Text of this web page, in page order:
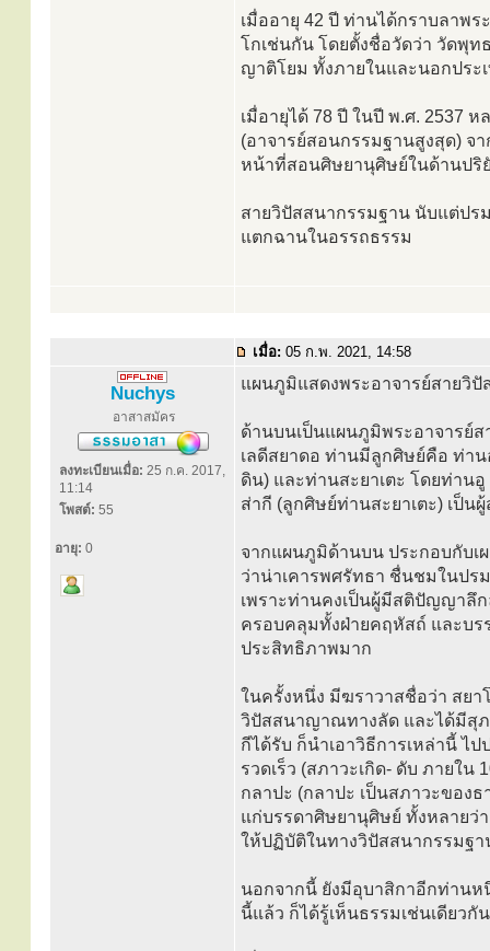
เมื่ออายุ 42 ปี ท่านได้กราบลาพ
โกเช่นกัน โดยตั้งชื่อวัดว่า วัดพุ
ญาติโยม ทั้งภายในและนอกประ
เมื่อายุได้ 78 ปี ในปี พ.ศ. 2537
(อาจารย์สอนกรรมฐานสูงสุด) จ
หน้าที่สอนศิษยานุศิษย์ในด้านปริ
สายวิปัสสนากรรมฐาน นับแต่ปร
แตกฉานในอรรถธรรม
เมื่อ: 05 ก.พ. 2021, 14:58
Nuchys
อาสาสมัคร
ลงทะเบียนเมื่อ: 25 ก.ค. 2017,
11:14
โพสต์: 55
อายุ: 0
แผนภูมิแสดงพระอาจารย์สายวิปั
ด้านบนเป็นแผนภูมิพระอาจารย์
เลดีสยาดอ ท่านมีลูกศิษย์คือ ท่าน
ดิน) และท่านสะยาเตะ โดยท่าน
ส่ากี (ลูกศิษย์ท่านสะยาเตะ) เป็น
จากแผนภูมิด้านบน ประกอบกับเ
ว่าน่าเคารพศรัทธา ชื่นชมในปร
เพราะท่านคงเป็นผู้มีสติปัญญาลึ
ครอบคลุมทั้งฝ่ายคฤหัสถ์ และบร
ประสิทธิภาพมาก
ในครั้งหนึ่ง มีฆราวาสชื่อว่า สยา
วิปัสสนาญาณทางลัด และได้มีสุ
กีได้รับ ก็นำเอาวิธีการเหล่านี้ ไ
รวดเร็ว (สภาวะเกิด- ดับ ภายใ
กลาปะ (กลาปะ เป็นสภาวะของ
แก่บรรดาศิษยานุศิษย์ ทั้งหลายว่
ให้ปฏิบัติในทางวิปัสสนากรรมฐา
นอกจากนี้ ยังมีอุบาสิกาอีกท่านห
นี้แล้ว ก็ได้รู้เห็นธรรมเช่นเดียวกัน